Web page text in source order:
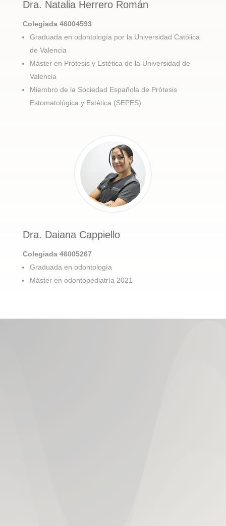
Dra. Natalia Herrero Román
Colegiada 46004593
Graduada en odontología por la Universidad Católica
de Valencia
Máster en Prótesis y Estética de la Universidad de
Valencia
Miembro de la Sociedad Española de Prótesis
Estomatológica y Estética (SEPES)
Dra. Daiana Cappiello
Colegiada 46005267
Graduada en odontología
Máster en odontopediatría 2021